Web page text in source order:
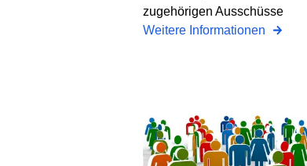
zugehörigen Ausschüsse
Weitere Informationen